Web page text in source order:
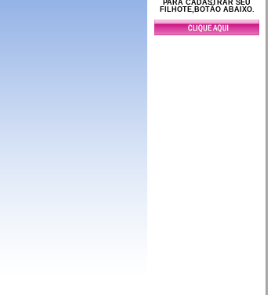
PARA CADASTRAR SEU
FILHOTE,BOTÃO ABAIXO.